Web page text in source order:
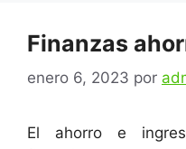
Finanzas
enero 6, 2023 por
El ahorro e